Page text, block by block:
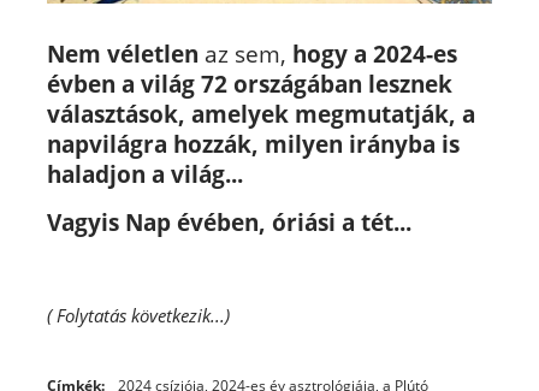
Nem véletlen az sem, hogy a 2024-es
évben a világ 72 országában lesznek
választások, amelyek megmutatják, a
napvilágra hozzák, milyen irányba is
haladjon a világ...
Vagyis Nap évében, óriási a tét...
( Folytatás következik...)
Címkék: 2024 csíziója, 2024-es év asztrológiája, a Plútó